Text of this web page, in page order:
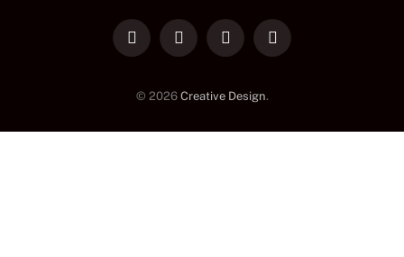
LinkedInFacebookInstagramTikTok
© 2026 Creative Design.